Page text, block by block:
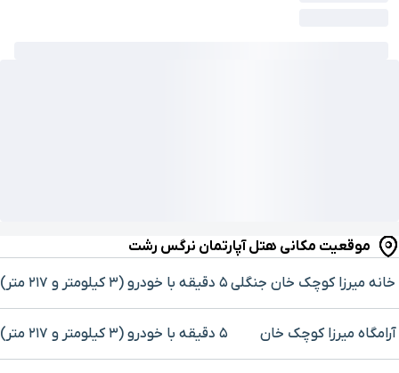
موقعیت مکانی هتل آپارتمان نرگس رشت
خانه میرزا کوچک خان جنگلی ۵ دقیقه با خودرو (۳ کیلومتر و ۲۱۷ متر)
آرامگاه میرزا کوچک خان ۵ دقیقه با خودرو (۳ کیلومتر و ۲۱۷ متر)